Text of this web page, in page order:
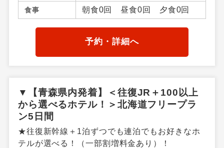
食事 朝食0回 昼食0回 夕食0回
予約・詳細へ
▼【青森県内発着】＜往復JR＋100以上
から選べるホテル！＞北海道フリープラ
ン5日間
★往復新幹線＋1泊ずつでも連泊でもお好きなホ
テルが選べる！（一部割増料金あり）！